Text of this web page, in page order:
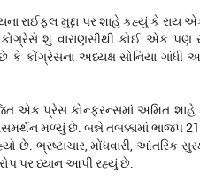
રાઈફલ મુદ્દા પર શાહે કહ્યું કે રાય
કોંગ્રેસે શું વારાણસીથી કોઈ એક
કે કોંગ્રેસના અધ્યક્ષ સોનિયા ગાંધી
એક પ્રેસ કોન્ફરન્સમાં અમિત શાહે
મળ્યું છે. બન્ને તબક્કામાં ભાજપ
છે. ભ્રષ્ટાચાર, મોંધવારી, આંતરિક
પર ધ્યાન આપી રહ્યું છે.